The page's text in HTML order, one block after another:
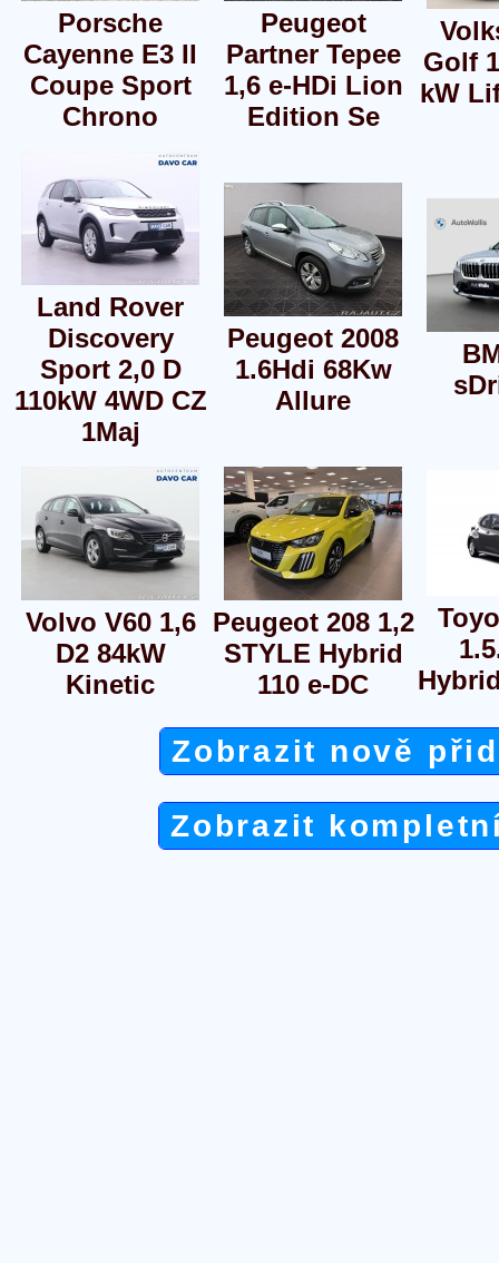
Porsche
Cayenne E3 II
Coupe Sport
Chrono
Peugeot
Partner Tepee
1,6 e-HDi Lion
Edition Se
Golf
kW
Land Rover
Discovery
Sport 2,0 D
110kW 4WD CZ
1Maj
Peugeot 2008
1.6Hdi 68Kw
Allure
Volvo V60 1,6
D2 84kW
Kinetic
Peugeot 208 1,2
STYLE Hybrid
110 e-DC
Zobrazit nově
Zobrazit